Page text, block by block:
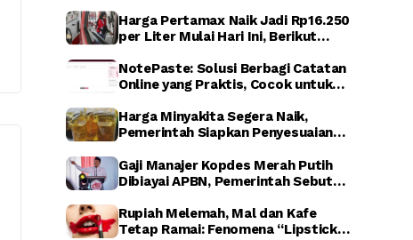
Harga Pertamax Naik Jadi Rp16.250
per Liter Mulai Hari Ini, Berikut
NotePaste: Solusi Berbagi Catatan
Online yang Praktis, Cocok untuk
Harga Minyakita Segera Naik,
Pemerintah Siapkan Penyesuaian
Gaji Manajer Kopdes Merah Putih
Dibiayai APBN, Pemerintah Sebut
Rupiah Melemah, Mal dan Kafe
Tetap Ramai: Fenomena “Lipstick